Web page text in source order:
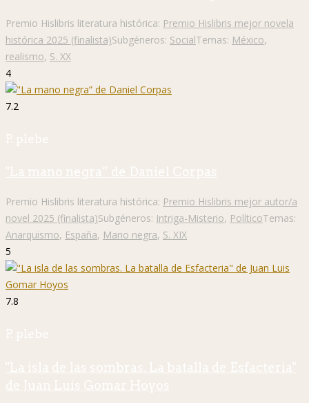
Premio Hislibris literatura histórica: Premio Hislibris mejor novela
histórica 2025 (finalista)Subgéneros: SocialTemas: México,
realismo, S. XX
4
7.2
P. plebe
"La mano negra” de Daniel Corpas
Premio Hislibris literatura histórica: Premio Hislibris mejor autor/a
novel 2025 (finalista)Subgéneros: Intriga-Misterio, PolíticoTemas:
Anarquismo, España, Mano negra, S. XIX
5
7.8
P. plebe
"La isla de las sombras. La batalla de Esfacteria"
de Juan Luis Gomar Hoyos